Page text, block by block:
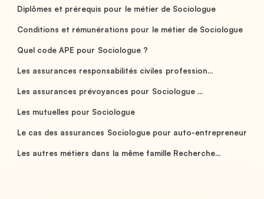
Diplômes et prérequis pour le métier de Sociologue
Conditions et rémunérations pour le métier de Sociologue
Quel code APE pour Sociologue ?
Les assurances responsabilités civiles profession...
Les assurances prévoyances pour Sociologue ...
Les mutuelles pour Sociologue
Le cas des assurances Sociologue pour auto-entrepreneur
Les autres métiers dans la même famille Recherche...